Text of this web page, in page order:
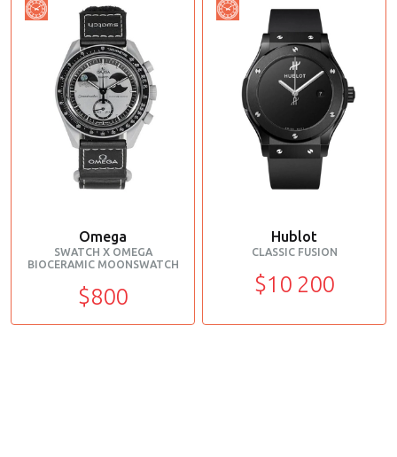
Omega
SWATCH X OMEGA
BIOCERAMIC MOONSWATCH
$800
Hublot
CLASSIC FUSION
$10 200